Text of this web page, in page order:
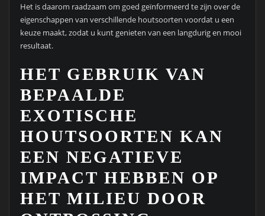
Het is daarom raadzaam om goed geïnformeerd te zijn over de
eigenschappen van verschillende houtsoorten voordat u een
keuze maakt, zodat u kunt genieten van een langdurig en mooi
resultaat.
HET GEBRUIK VAN
BEPAALDE
EXOTISCHE
HOUTSOORTEN KAN
EEN NEGATIEVE
IMPACT HEBBEN OP
HET MILIEU DOOR